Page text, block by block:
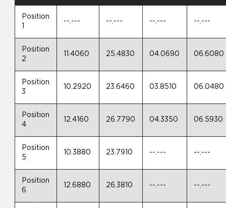
Position
--.--- --.--- --.--- --.---
Position
2
11.4060 25.4830 04.0690 06.6080
Position
3
10.2920 23.6460 03.8510 06.0480
Position
4
12.4160 26.7790 04.3350 06.5930
Position
5
10.3880 23.7910 --.--- --.---
Position
6
12.6880 26.3810 --.--- --.---